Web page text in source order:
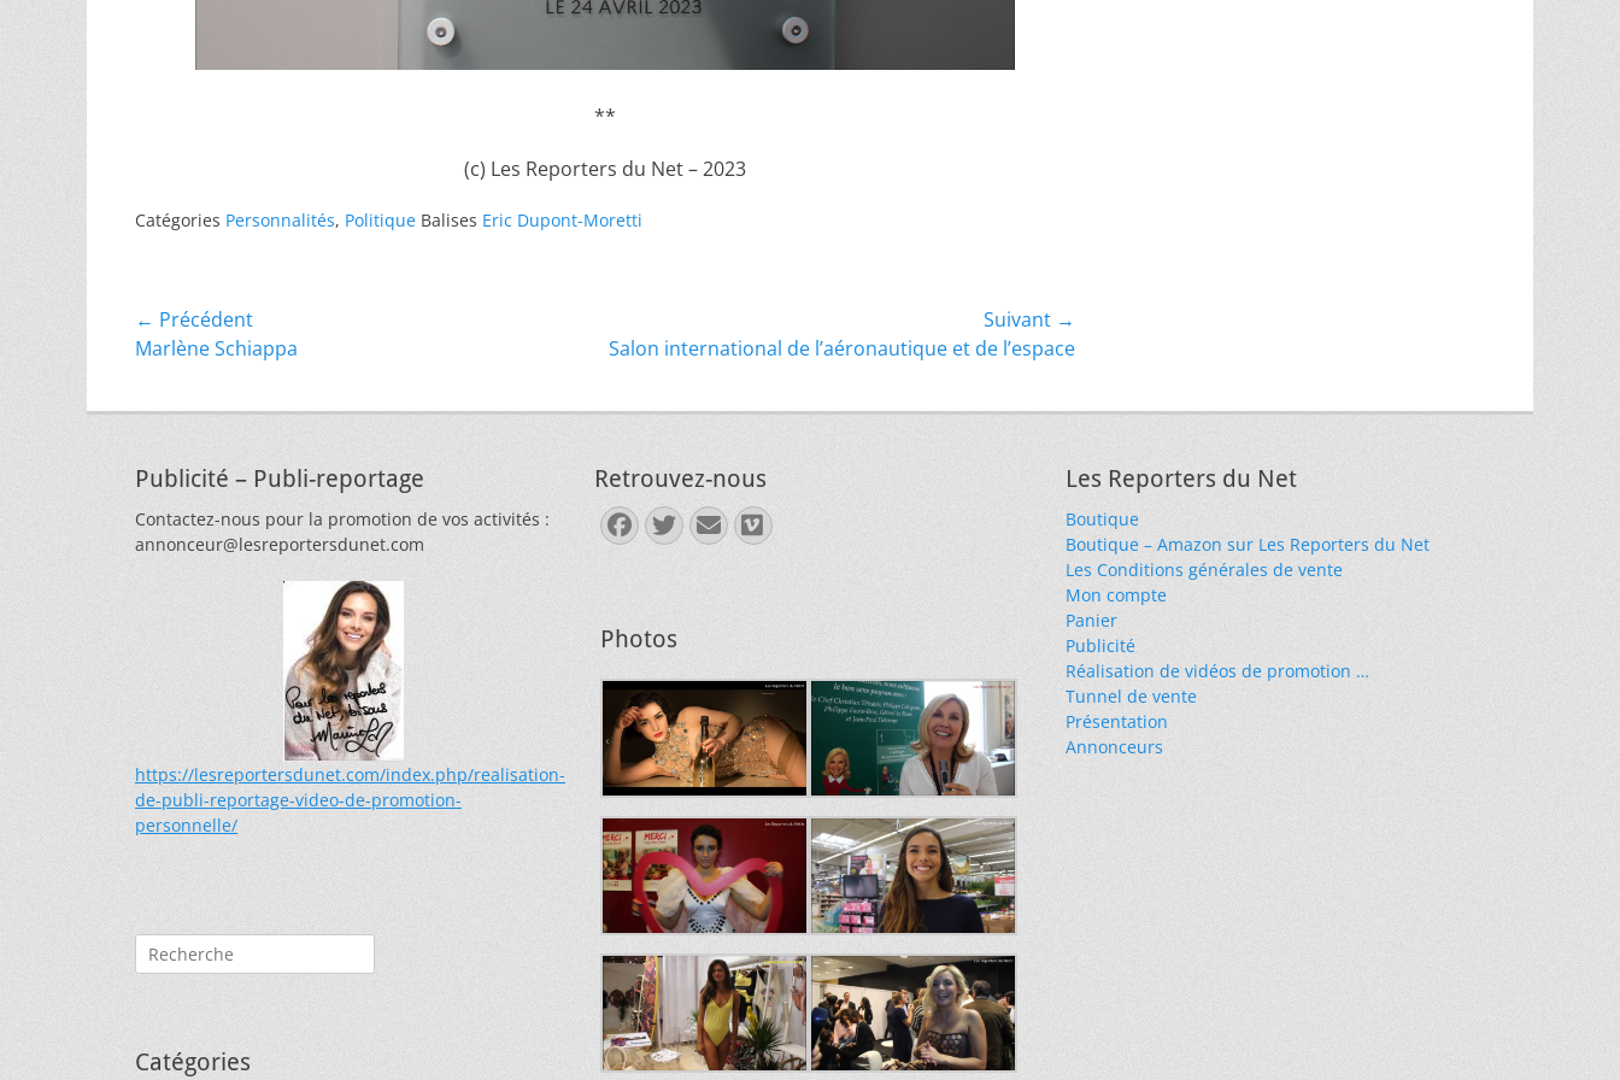
**
(c) Les Reporters du Net – 2023
Catégories Personnalités, Politique Balises Eric Dupont-Moretti
Navigation
de
l’article
← Précédent
Article
Marlène Schiappa
Suivant →
Article
Salon international de l’aéronautique et de l’espace
Publicité – Publi-reportage
Contactez-nous pour la promotion de vos activités :
annonceur@lesreportersdunet.com
https://lesreportersdunet.com/index.php/realisation-
de-publi-reportage-video-de-promotion-
personnelle/
Rechercher :
Catégories
Retrouvez-nous
Facebook
Twitter
E-
mail
Vimeo
Photos
Les Reporters du Net
Boutique
Boutique – Amazon sur Les Reporters du Net
Les Conditions générales de vente
Mon compte
Panier
Publicité
Réalisation de vidéos de promotion …
Tunnel de vente
Présentation
Annonceurs